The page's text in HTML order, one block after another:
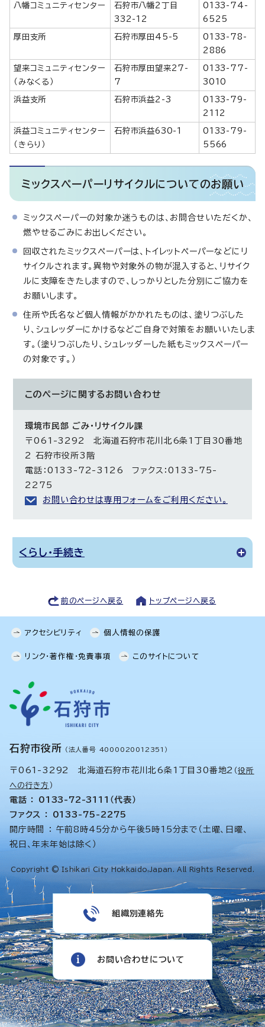
八幡コミュニティセンター
石狩市八幡2丁目
332-12
0133-74-
6525
厚田支所 石狩市厚田45-5
0133-78-
2886
望来コミュニティセンター
（みなくる）
石狩市厚田望来27-
7
0133-77-
3010
浜益支所 石狩市浜益2-3
0133-79-
2112
浜益コミュニティセンター
（きらり）
石狩市浜益630-1
0133-79-
5566
ミックスペーパーリサイクルについてのお願い
ミックスペーパーの対象か迷うものは、お問合せいただくか、
燃やせるごみにお出しください。
回収されたミックスペーパーは、トイレットペーパーなどにリ
サイクルされます。異物や対象外の物が混入すると、リサイク
ルに支障をきたしますので、しっかりとした分別にご協力を
お願いします。
住所や氏名など個人情報がかかれたものは、塗りつぶした
り、シュレッダーにかけるなどご自身で対策をお願いいたしま
す。（塗りつぶしたり、シュレッダーした紙もミックスペーパー
の対象です。）
このページに関する お問い合わせ
環境市民部 ごみ・リサイクル課
〒061-3292 北海道石狩市花川北6条1丁目30番地
2 石狩市役所3階
電話：0133-72-3126 ファクス：0133-75-
2275
お問い合わせは専用フォームをご利用ください。
くらし・手続き
前のページへ戻る トップページへ戻る
アクセシビリティ 個人情報の保護
リンク・著作権・免責事項 このサイトについて
石狩市役所 （法人番号 4000020012351）
〒061-3292 北海道石狩市花川北6条1丁目30番地2 （役所
への行き方 ）
電話 ： 0133-72-3111（代表）
ファクス ： 0133-75-2275
開庁時間 ： 午前8時45分から午後5時15分まで（土曜、日曜、
祝日、年末年始は除く）
Copyright © Ishikari City Hokkaido,Japan. All Rights Reserved.
組織別連絡先
お問い合わせについて